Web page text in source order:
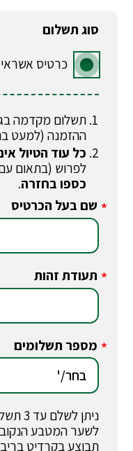
סוג תשלום
כרטיס אשראי
תשלום מקדמה
ההזמנה (למעט
כל עוד הטיול
לפרוש (בתאום
כספו בחזרה.
* שם בעל הכרטיס
* תעודת זהות
* מספר תשלומים
ניתן
לשער המטבע הנקוב
תבוצע בקרדיט